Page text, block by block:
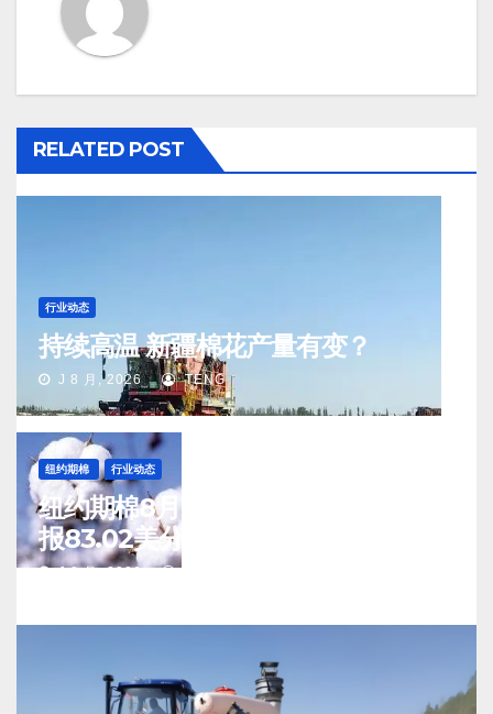
RELATED POST
行业动态
持续高温 新疆棉花产量有变？
J 8 月, 2026 TENG
纽约期棉 行业动态
纽约期棉8月5日(周三)收涨12月合约
报83.02美分/磅
J 8 月, 2026 TENG